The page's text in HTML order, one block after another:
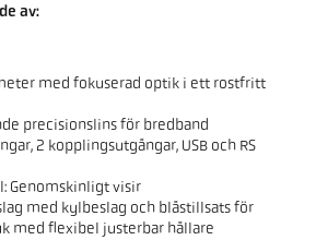
av:
med fokuserad optik i ett rostfritt
precisionslins för bredband
2 kopplingsutgångar, USB och RS
Genomskinligt visir
med kylbeslag och blåstillsats för
med flexibel justerbar hållare